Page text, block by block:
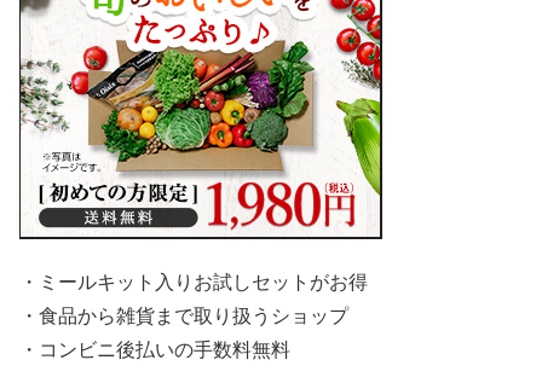
・ミールキット入りお試しセットがお得
・食品から雑貨まで取り扱うショップ
・コンビニ後払いの手数料無料